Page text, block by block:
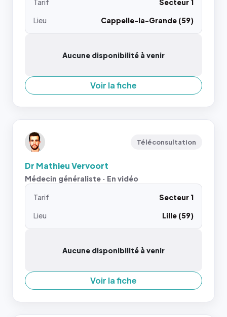
Tarif
Secteur 1
Lieu
Cappelle-la-Grande (59)
Aucune disponibilité à venir
Voir la fiche
Téléconsultation
Dr Mathieu Vervoort
Médecin généraliste · En vidéo
Tarif
Secteur 1
Lieu
Lille (59)
Aucune disponibilité à venir
Voir la fiche